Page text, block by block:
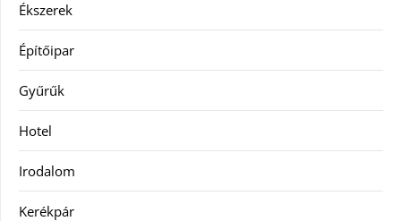
Ékszerek
Építőipar
Gyűrűk
Hotel
Irodalom
Kerékpár